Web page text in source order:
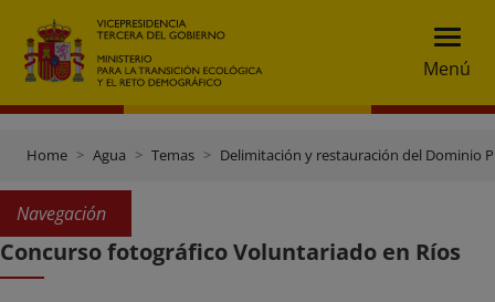
Menú
Home Agua Temas Delimitación y restauración del Dominio
Navegación
Concurso fotográfico Voluntariado en Ríos